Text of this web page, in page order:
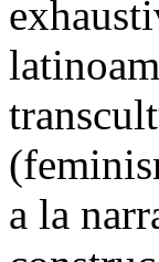
a la